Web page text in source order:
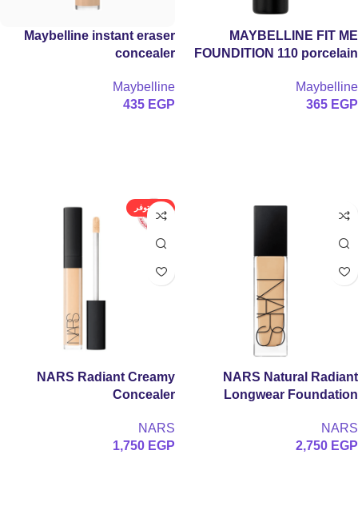
MAYBELLINE FIT ME
FOUNDITION 110 porcelain
مل
Maybelline
365 EGP
Maybelline instant eraser
concealer
Maybelline
435 EGP
NARS Natural Radiant
Longwear Foundation
NARS
2,750 EGP
غير متوفر
NARS Radiant Creamy
Concealer
NARS
1,750 EGP